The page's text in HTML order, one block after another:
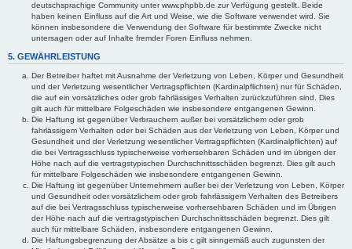
deutschsprachige Community unter www.phpbb.de zur Verfügung gestellt. Beide
haben keinen Einfluss auf die Art und Weise, wie die Software verwendet wird. Sie
können insbesondere die Verwendung der Software für bestimmte Zwecke nicht
untersagen oder auf Inhalte fremder Foren Einfluss nehmen.
5. GEWÄHRLEISTUNG
Der Betreiber haftet mit Ausnahme der Verletzung von Leben, Körper und Gesundheit
und der Verletzung wesentlicher Vertragspflichten (Kardinalpflichten) nur für Schäden,
die auf ein vorsätzliches oder grob fahrlässiges Verhalten zurückzuführen sind. Dies
gilt auch für mittelbare Folgeschäden wie insbesondere entgangenen Gewinn.
Die Haftung ist gegenüber Verbrauchern außer bei vorsätzlichem oder grob
fahrlässigem Verhalten oder bei Schäden aus der Verletzung von Leben, Körper und
Gesundheit und der Verletzung wesentlicher Vertragspflichten (Kardinalpflichten) auf
die bei Vertragsschluss typischerweise vorhersehbaren Schäden und im übrigen der
Höhe nach auf die vertragstypischen Durchschnittsschäden begrenzt. Dies gilt auch
für mittelbare Folgeschäden wie insbesondere entgangenen Gewinn.
Die Haftung ist gegenüber Unternehmern außer bei der Verletzung von Leben, Körper
und Gesundheit oder vorsätzlichem oder grob fahrlässigem Verhalten des Betreibers
auf die bei Vertragsschluss typischerweise vorhersehbaren Schäden und im Übrigen
der Höhe nach auf die vertragstypischen Durchschnittsschäden begrenzt. Dies gilt
auch für mittelbare Schäden, insbesondere entgangenen Gewinn.
Die Haftungsbegrenzung der Absätze a bis c gilt sinngemäß auch zugunsten der